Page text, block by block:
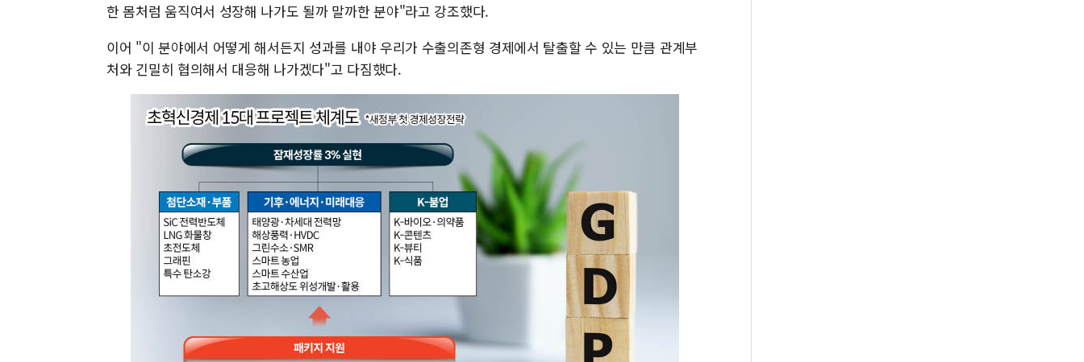
한 몸처럼 움직여서 성장해 나가도 될까 말까한 분야"라고 강조했다.
이어 "이 분야에서 어떻게 해서든지 성과를 내야 우리가 수출의존형 경제에서 탈출할 수 있는 만큼 관계부
처와 긴밀히 협의해서 대응해 나가겠다"고 다짐했다.